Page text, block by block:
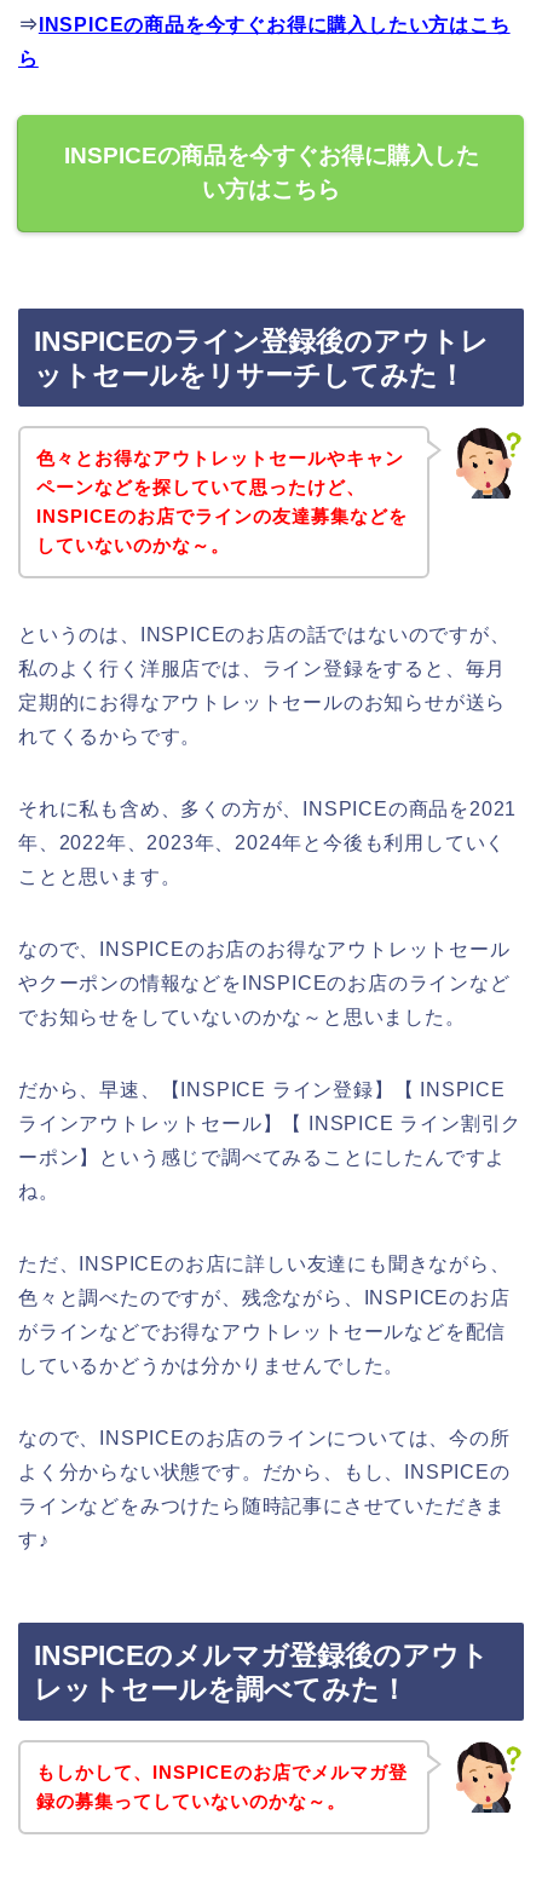
⇒ INSPICEの商品を今すぐお得に購入したい方はこち
ら
INSPICEの商品を今すぐお得に購入した
い方はこちら
INSPICEのライン登録後のアウトレ
ットセールをリサーチしてみた！
色々とお得なアウトレットセールやキャン
ペーンなどを探していて思ったけど、
INSPICEのお店でラインの友達募集などを
していないのかな～。
というのは、INSPICEのお店の話ではないのですが、
私のよく行く洋服店では、ライン登録をすると、毎月
定期的にお得なアウトレットセールのお知らせが送ら
れてくるからです。
それに私も含め、多くの方が、INSPICEの商品を2021
年、2022年、2023年、2024年と今後も利用していく
ことと思います。
なので、INSPICEのお店のお得なアウトレットセール
やクーポンの情報などをINSPICEのお店のラインなど
でお知らせをしていないのかな～と思いました。
だから、早速、【INSPICE ライン登録】【 INSPICE
ラインアウトレットセール】【 INSPICE ライン割引ク
ーポン】という感じで調べてみることにしたんですよ
ね。
ただ、INSPICEのお店に詳しい友達にも聞きながら、
色々と調べたのですが、残念ながら、INSPICEのお店
がラインなどでお得なアウトレットセールなどを配信
しているかどうかは分かりませんでした。
なので、INSPICEのお店のラインについては、今の所
よく分からない状態です。だから、もし、INSPICEの
ラインなどをみつけたら随時記事にさせていただきま
す♪
INSPICEのメルマガ登録後のアウト
レットセールを調べてみた！
もしかして、INSPICEのお店でメルマガ登
録の募集ってしていないのかな～。